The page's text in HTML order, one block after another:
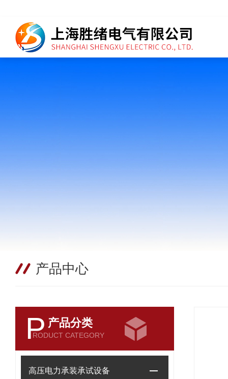
产品中心
P 产品分类
RODUCT CATEGORY
高压电力承装承试设备